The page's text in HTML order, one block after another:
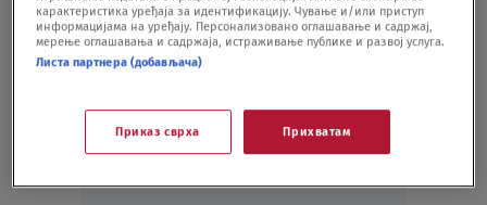
карактеристика уређаја за идентификацију. Чување и/или приступ
информацијама на уређају. Персонализовано оглашавање и садржај,
мерење оглашавања и садржаја, истраживање публике и развој услуга.
Листа партнера (добављача)
Приказ сврха Прихватам